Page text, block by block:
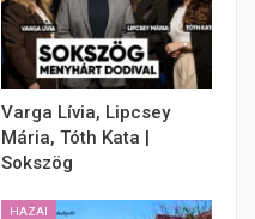
Varga Lívia, Lipcsey
Mária, Tóth Kata |
Sokszög
HAZAI